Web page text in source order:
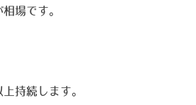
場です。
持続します。